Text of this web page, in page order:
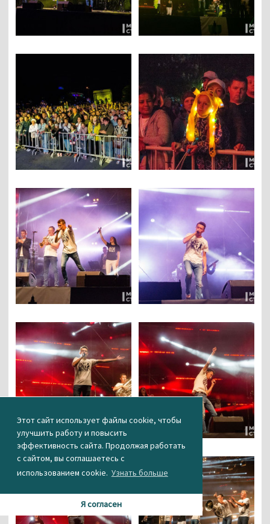
Этот сайт использует файлы cookie, чтобы
улучшить работу и повысить
эффективность сайта. Продолжая работать
с сайтом, вы соглашаетесь с
использованием cookie. Узнать больше
Я согласен